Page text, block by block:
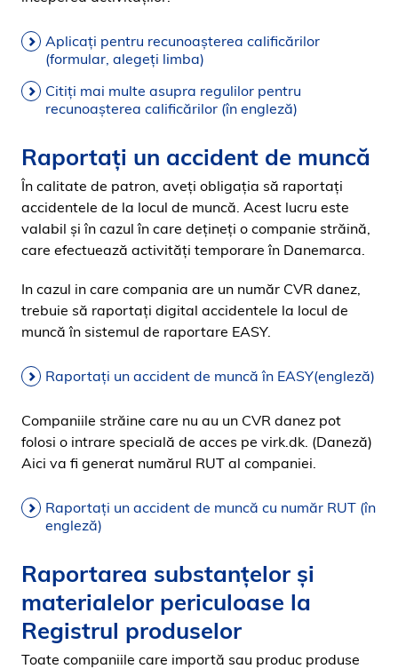
Aplicați pentru recunoașterea calificărilor
(formular, alegeți limba)
Citiţi mai multe asupra regulilor pentru
recunoaşterea calificărilor (în engleză)
Raportați un accident de muncă
În calitate de patron, aveți obligația să raportați
accidentele de la locul de muncă. Acest lucru este
valabil și în cazul în care dețineți o companie străină,
care efectuează activități temporare în Danemarca.
In cazul in care compania are un număr CVR danez,
trebuie să raportați digital accidentele la locul de
muncă în sistemul de raportare EASY.
Raportați un accident de muncă în EASY(engleză)
Companiile străine care nu au un CVR danez pot
folosi o intrare specială de acces pe virk.dk. (Daneză)
Aici va fi generat numărul RUT al companiei.
Raportați un accident de muncă cu număr RUT (în
engleză)
Raportarea substanțelor și
materialelor periculoase la
Registrul produselor
Toate companiile care importă sau produc produse